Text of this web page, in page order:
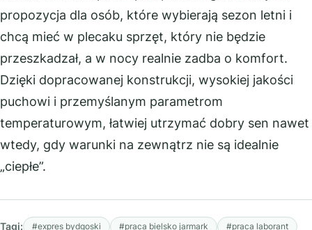
propozycja dla osób, które wybierają sezon letni i
chcą mieć w plecaku sprzęt, który nie będzie
przeszkadzał, a w nocy realnie zadba o komfort.
Dzięki dopracowanej konstrukcji, wysokiej jakości
puchowi i przemyślanym parametrom
temperaturowym, łatwiej utrzymać dobry sen nawet
wtedy, gdy warunki na zewnątrz nie są idealnie
„ciepłe”.
Tagi: #expres bydgoski #praca bielsko jarmark
#praca laborant